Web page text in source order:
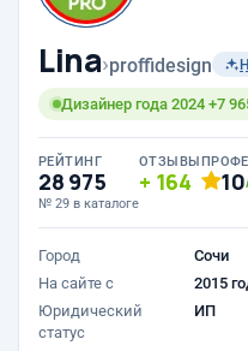
Lina›proffidesign
Дизайнер года 2024 +7
РЕЙТИНГ
28 975
№ 29 в каталоге
ОТЗЫВЫ
164 10
Город
Сочи
На сайте с
2015
Юридический
статус
ИП